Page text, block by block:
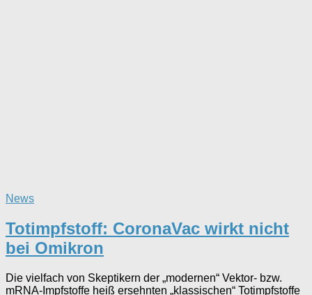
News
Totimpfstoff: CoronaVac wirkt nicht
bei Omikron
Die vielfach von Skeptikern der „modernen“ Vektor- bzw.
mRNA-Impfstoffe heiß ersehnten „klassischen“ Totimpfstoffe